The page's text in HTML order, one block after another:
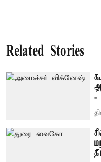
Related Stories
-